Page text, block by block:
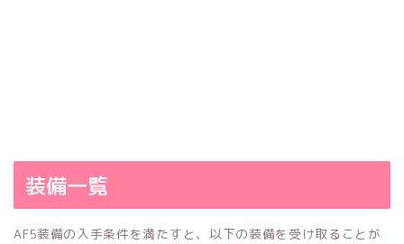
装備一覧
AF5装備の入手条件を満たすと、以下の装備を受け取ることが